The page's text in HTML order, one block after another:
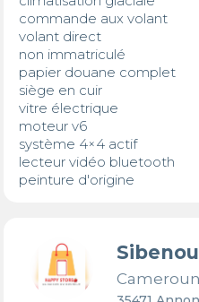
commande aux volant
volant direct
non immatriculé
papier douane complet
siège en cuir
vitre électrique
moteur v6
système 4×4 actif
lecteur vidéo bluetooth
peinture d'origine
Cameroun